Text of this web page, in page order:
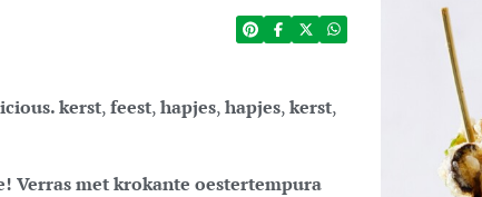
kerst,feest,hapjes,hapjes,kerst,
Verras met krokante oestertempura